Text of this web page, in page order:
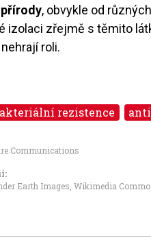
, obvykle od
izolaci zřejmě s těmito
roli.
rezistence
Communications
Earth Images, Wikimedia